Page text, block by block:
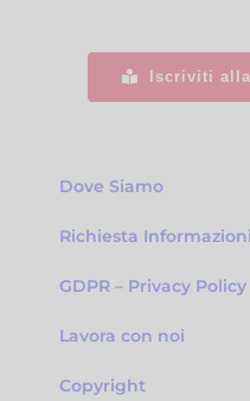
Iscriviti
Dove Siamo
Richiesta Informazioni
GDPR – Privacy Policy
Lavora con noi
Copyright